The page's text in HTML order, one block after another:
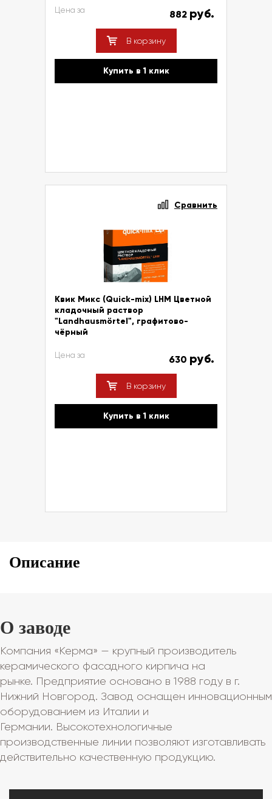
Цена за 882 руб.
В корзину
Купить в 1 клик
Сравнить
Квик Микс (Quick-mix) LHM Цветной
кладочный раствор
"Landhausmörtel", графитово-
чёрный
Цена за 630 руб.
В корзину
Купить в 1 клик
Описание
О заводе
Компания «Керма» — крупный производитель
керамического фасадного кирпича на
рынке. Предприятие основано в 1988 году в г.
Нижний Новгород. Завод оснащен инновационным
оборудованием из Италии и
Германии. Высокотехнологичные
производственные линии позволяют изготавливать
действительно качественную продукцию.